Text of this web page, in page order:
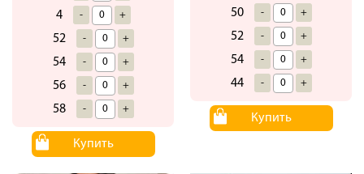
4 - +
52 - +
54 - +
56 - +
58 - +
Купить
50 - +
52 - +
54 - +
44 - +
Купить